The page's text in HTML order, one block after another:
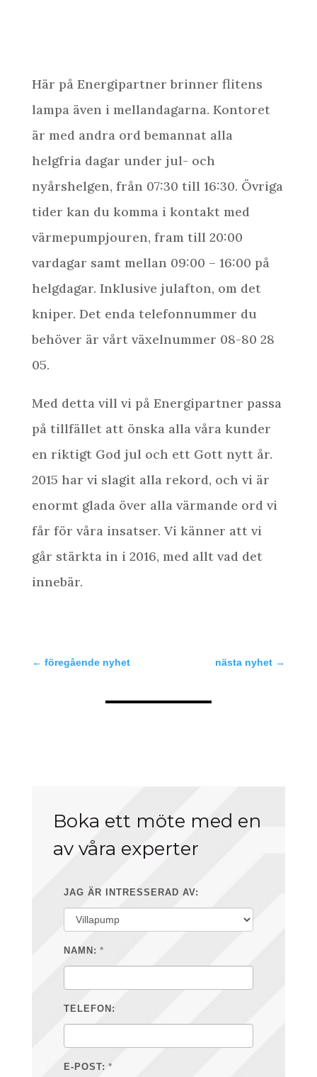
Här på Energipartner brinner flitens
lampa även i mellandagarna. Kontoret
är med andra ord bemannat alla
helgfria dagar under jul- och
nyårshelgen, från 07:30 till 16:30. Övriga
tider kan du komma i kontakt med
värmepumpjouren, fram till 20:00
vardagar samt mellan 09:00 – 16:00 på
helgdagar. Inklusive julafton, om det
kniper. Det enda telefonnummer du
behöver är vårt växelnummer 08-80 28
05.
Med detta vill vi på Energipartner passa
på tillfället att önska alla våra kunder
en riktigt God jul och ett Gott nytt år.
2015 har vi slagit alla rekord, och vi är
enormt glada över alla värmande ord vi
får för våra insatser. Vi känner att vi
går stärkta in i 2016, med allt vad det
innebär.
← föregående nyhet nästa nyhet →
Boka ett möte med en
av våra experter
JAG ÄR INTRESSERAD AV:
NAMN: *
TELEFON:
E-POST: *